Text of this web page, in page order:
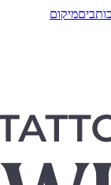
מיקום